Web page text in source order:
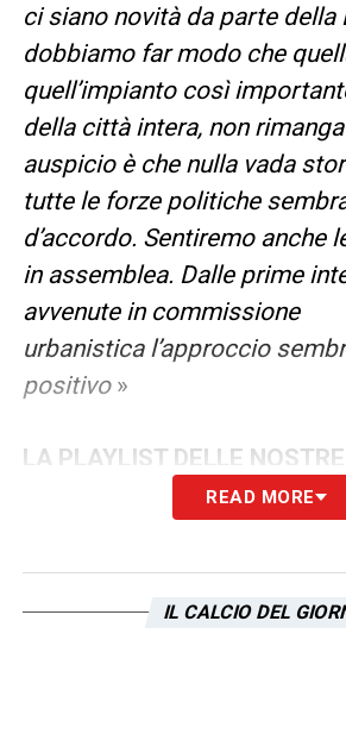
ci siano novità da parte della
dobbiamo far modo che
quell’impianto così
della città intera, non
auspicio è che nulla vada
tutte le forze politiche
d’accordo. Sentiremo anche
in assemblea. Dalle prime
avvenute in commissione
urbanistica l’approccio
positivo»
LA PLAYLIST DELLE
READ MORE
IL CALCIO DEL